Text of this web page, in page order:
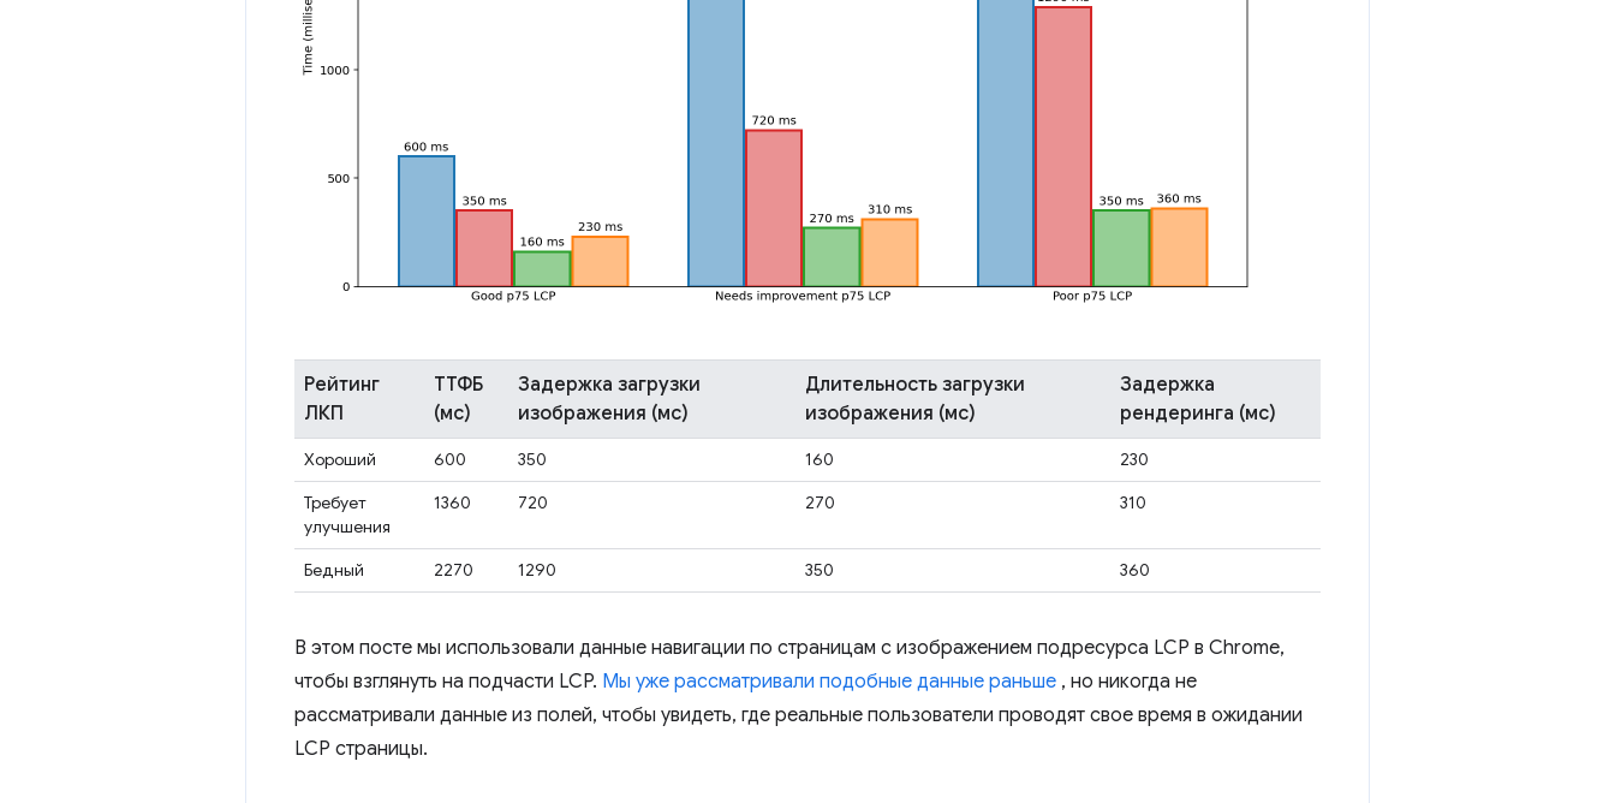
Рейтинг
ЛКП
ТТФБ
(мс)
Задержка загрузки
изображения (мс)
Длительность загрузки
изображения (мс)
Задержка
рендеринга (мс)
Хороший 600 350 160
230
Требует
улучшения
1360 720 270 310
Бедный 2270 1290 350 360
В этом посте мы использовали данные навигации по страницам с изображением подресурса LCP в Chrome,
чтобы взглянуть на подчасти LCP. Мы уже рассматривали подобные данные раньше , но никогда не
рассматривали данные из полей, чтобы увидеть, где реальные пользователи проводят свое время в ожидании
LCP страницы.